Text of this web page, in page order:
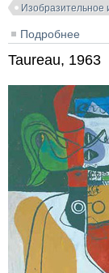
Изобразительное
Подробнее
Taureau, 1963